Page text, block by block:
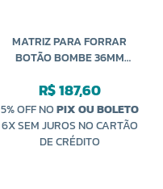
MATRIZ PARA FORRAR
BOTÃO BOMBE 36MM
R$ 187,60
5% OFF NOPIX OU BOLETO
6X SEM JUROS NO CARTÃO
DE CRÉDITO